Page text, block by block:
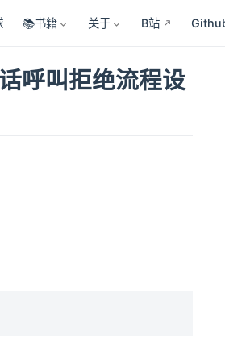
📚书籍 关于 B站
呼叫拒绝流程设